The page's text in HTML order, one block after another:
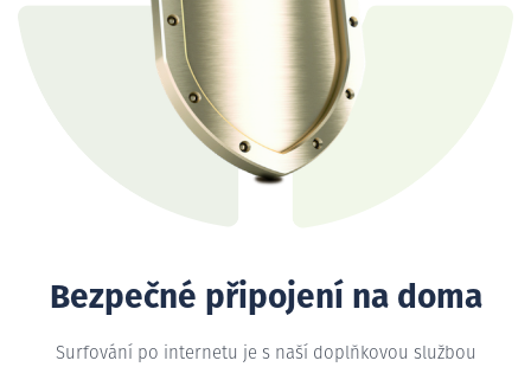
Bezpečné připojení na doma
Surfování po internetu je s naší doplňkovou službou